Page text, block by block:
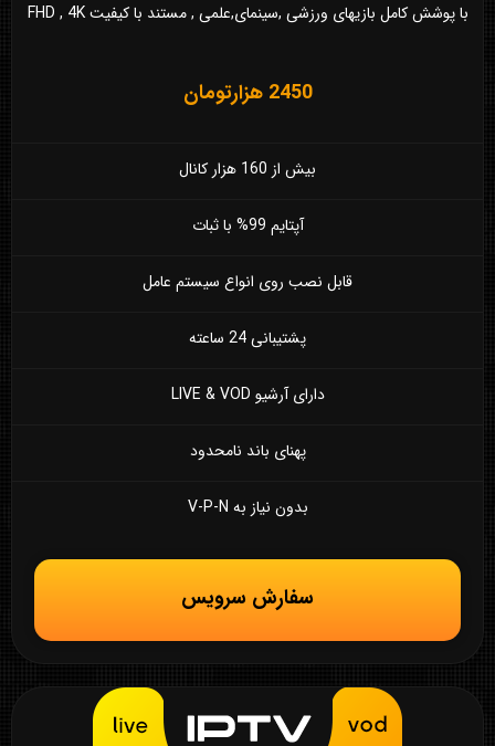
با پوشش کامل بازیهای ورزشی ,سینمای,علمی , مستند با کیفیت FHD , 4K
2450 هزارتومان
بیش از 160 هزار کانال
آپتایم 99% با ثبات
قابل نصب روی انواع سیستم عامل
پشتیبانی 24 ساعته
دارای آرشیو LIVE & VOD
پهنای باند نامحدود
بدون نیاز به V-P-N
سفارش سرویس